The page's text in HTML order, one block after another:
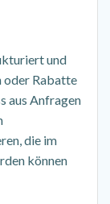
und
oder Rabatte
aus Anfragen
die im
können